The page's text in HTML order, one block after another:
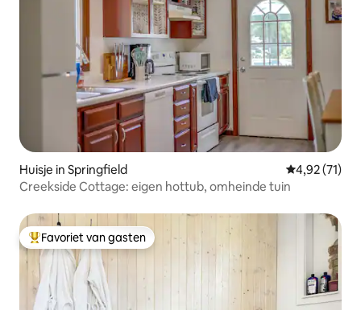
Huisje in Springfield Gemiddelde
4,92 (71)
Creekside Cottage: eigen hottub, omheinde tuin
Topfavoriet van gasten
Favoriet van gasten